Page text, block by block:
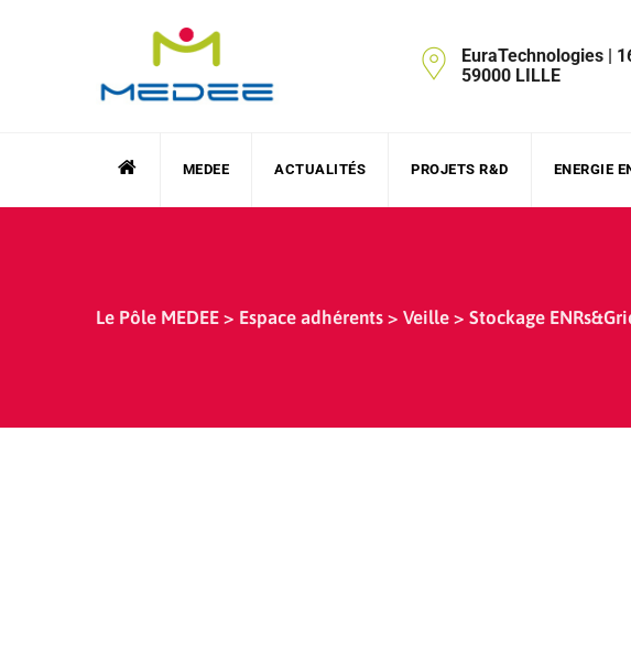
EuraTechnologies |
59000 LILLE
MEDEE ACTUALITÉS PROJETS R&D ENERGIE
Le Pôle MEDEE > Espace adhérents > Veille > Stockage